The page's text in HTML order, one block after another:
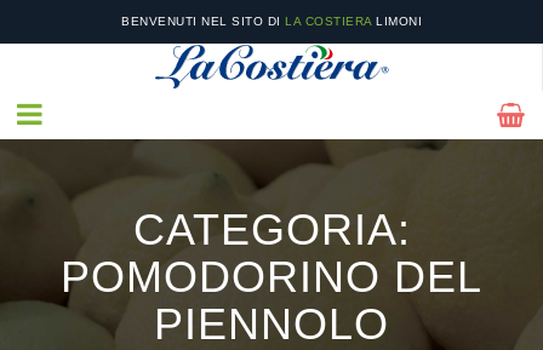
BENVENUTI NEL SITO DI LA COSTIERA LIMONI
NEL NOSTROCATALOGOPOTRAI TROVARE I NOSTRI PRODOTTI STAGIONALI E LE
NOSTRE OFFERTE!
CATEGORIA:
POMODORINO DEL
PIENNOLO